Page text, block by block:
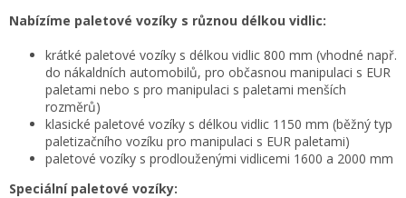
Nabízíme paletové vozíky s různou délkou vidlic:
krátké paletové vozíky s délkou vidlic 800 mm (vhodné např.
do nákaldních automobilů, pro občasnou manipulaci s EUR
paletami nebo s pro manipulaci s paletami menších
rozměrů)
klasické paletové vozíky s délkou vidlic 1150 mm (běžný typ
paletizačního vozíku pro manipulaci s EUR paletami)
paletové vozíky s prodlouženými vidlicemi 1600 a 2000 mm
Speciální paletové vozíky: